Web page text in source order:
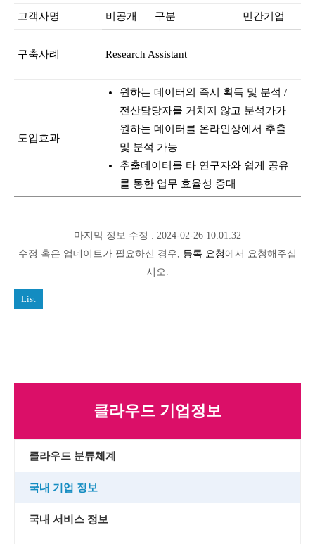
고객사명 비공개 구분 민간기업
구축사례 Research Assistant
도입효과
원하는 데이터의 즉시 획득 및 분석 /
전산담당자를 거치지 않고 분석가가
원하는 데이터를 온라인상에서 추출
및 분석 가능
추출데이터를 타 연구자와 쉽게 공유
를 통한 업무 효율성 증대
마지막 정보 수정 : 2024-02-26 10:01:32
수정 혹은 업데이트가 필요하신 경우, 등록 요청에서 요청해주십
시오.
List
클라우드 기업정보
클라우드 분류체계
국내 기업 정보
국내 서비스 정보